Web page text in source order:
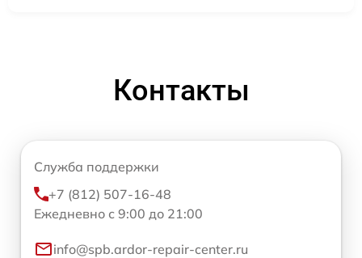
Контакты
Служба поддержки
+7 (812) 507-16-48
Ежедневно с 9:00 до 21:00
info@spb.ardor-repair-center.ru